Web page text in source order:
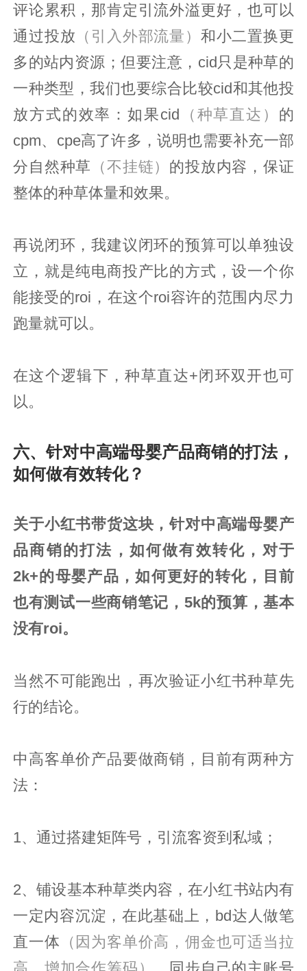
评论累积，那肯定引流外溢更好，也可以
通过投放 （引入外部流量） 和小二置换更
多的站内资源；但要注意，cid只是种草的
一种类型，我们也要综合比较cid和其他投
放方式的效率：如果cid
（种草直达） 的
cpm、cpe高了许多，说明也需要补充一部
分自然种草 （不挂链） 的投放内容，保证
整体的种草体量和效果。
再说闭环，我建议闭环的预算可以单独设
立，就是纯电商投产比的方式，设一个你
能接受的roi，在这个roi容许的范围内尽力
跑量就可以。
在这个逻辑下，种草直达+闭环双开也可
以。
六、针对中高端母婴产品商销的打法，
如何做有效转化？
关于小红书带货这块，针对中高端母婴产
品商销的打法，如何做有效转化，对于
2k+的母婴产品，如何更好的转化，目前
也有测试一些商销笔记，5k的预算，基本
没有roi。
当然不可能跑出，再次验证小红书种草先
行的结论。
中高客单价产品要做商销，目前有两种方
法：
1、通过搭建矩阵号，引流客资到私域；
2、铺设基本种草类内容，在小红书站内有
一定内容沉淀，在此基础上，bd达人做笔
直一体 （因为客单价高，佣金也可适当拉